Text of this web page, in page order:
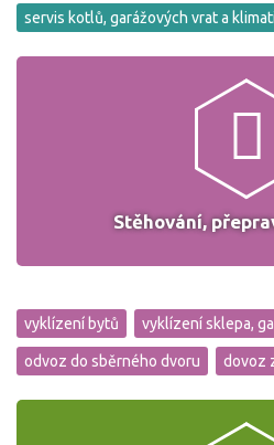
servis kotlů, garážových vrat a
Stěhování,
vyklízení bytů vyklízení sklepa,
odvoz do sběrného dvoru dovoz